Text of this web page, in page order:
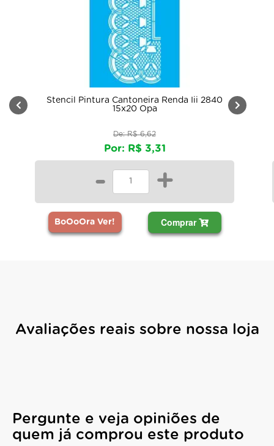
Stencil Pintura Cantoneira Renda Iii 2840
15x20 Opa
De: R$ 6,62
Por: R$ 3,31
- +
BoOoOra Ver! Comprar
Avaliações reais sobre nossa loja
Pergunte e veja opiniões de
quem já comprou este produto